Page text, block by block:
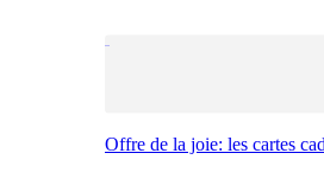
Offre de la joie: les cartes